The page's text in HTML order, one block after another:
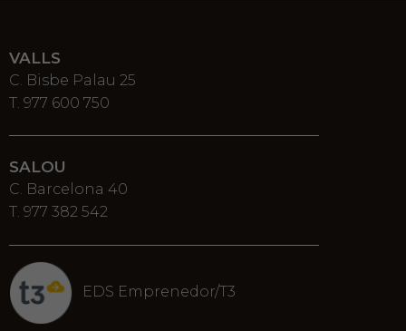
VALLS
C. Bisbe Palau 25
T. 977 600 750
SALOU
C. Barcelona 40
T. 977 382 542
EDS Emprenedor/T3